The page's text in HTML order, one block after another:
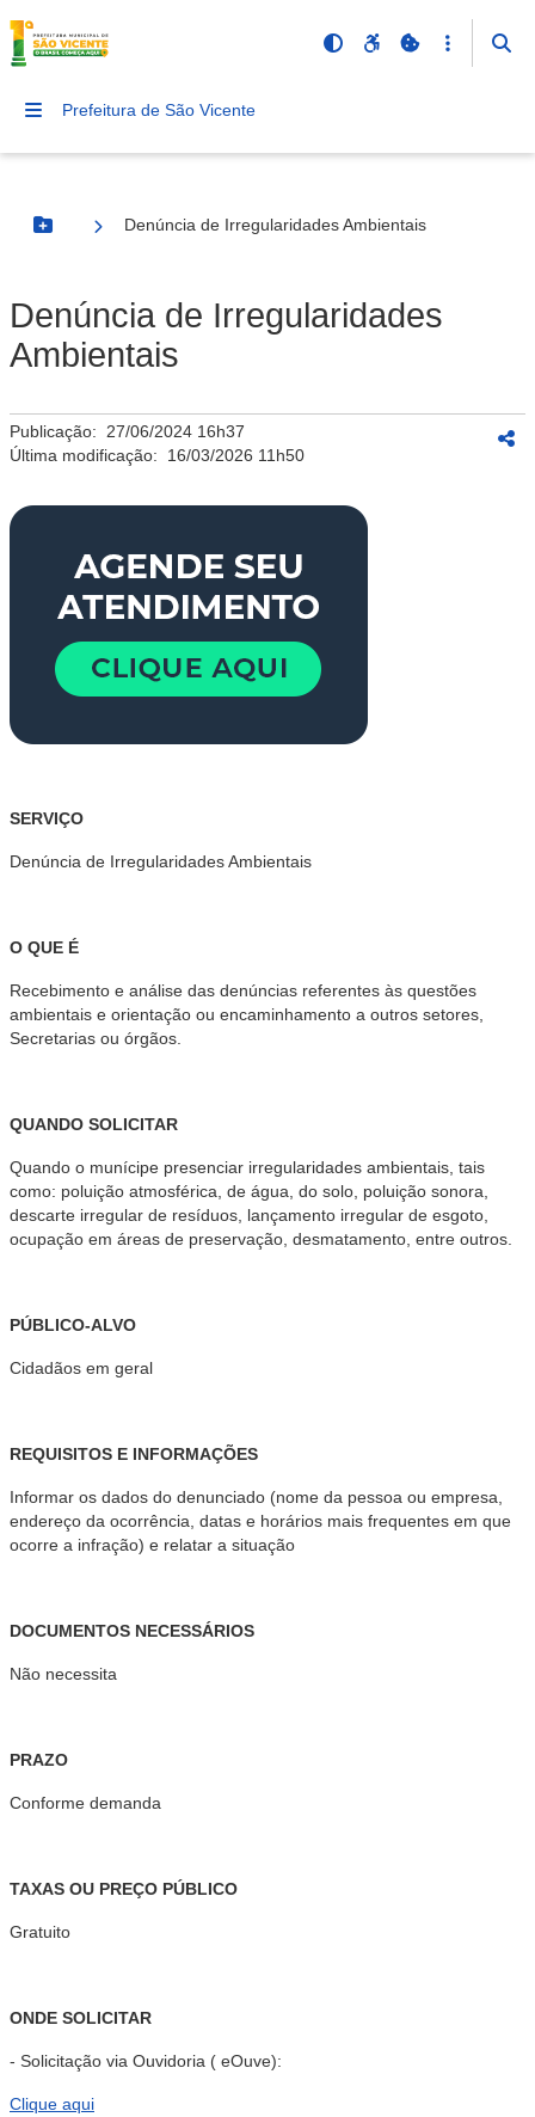
Prefeitura de São Vicente
Botão Menu
Denúncia de Irregularidades Ambientais
Denúncia de Irregularidades
Ambientais
Publicação: 27/06/2024 16h37
Última modificação: 16/03/2026 11h50
SERVIÇO
Denúncia de Irregularidades Ambientais
O QUE É
Recebimento e análise das denúncias referentes às questões
ambientais e orientação ou encaminhamento a outros setores,
Secretarias ou órgãos.
QUANDO SOLICITAR
Quando o munícipe presenciar irregularidades ambientais, tais
como: poluição atmosférica, de água, do solo, poluição sonora,
descarte irregular de resíduos, lançamento irregular de esgoto,
ocupação em áreas de preservação, desmatamento, entre outros.
PÚBLICO-ALVO
Cidadãos em geral
REQUISITOS E INFORMAÇÕES
Informar os dados do denunciado (nome da pessoa ou empresa,
endereço da ocorrência, datas e horários mais frequentes em que
ocorre a infração) e relatar a situação
DOCUMENTOS NECESSÁRIOS
Não necessita
PRAZO
Conforme demanda
TAXAS OU PREÇO PÚBLICO
Gratuito
ONDE SOLICITAR
- Solicitação via Ouvidoria ( eOuve):
Clique aqui